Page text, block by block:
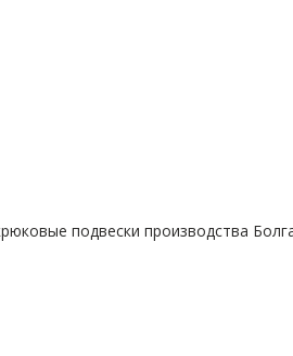
подвески производства